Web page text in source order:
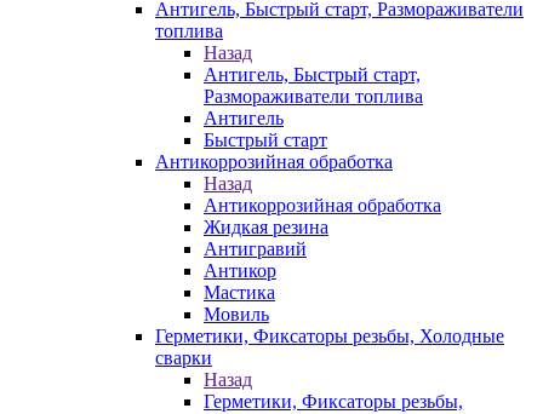
Антигель, Быстрый старт, Размораживатели
топлива
Назад
Антигель, Быстрый старт,
Размораживатели топлива
Антигель
Быстрый старт
Антикоррозийная обработка
Назад
Антикоррозийная обработка
Жидкая резина
Антигравий
Антикор
Мастика
Мовиль
Герметики, Фиксаторы резьбы, Холодные
сварки
Назад
Герметики, Фиксаторы резьбы,